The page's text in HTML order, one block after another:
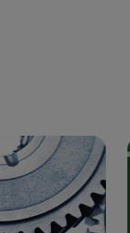
previous and next